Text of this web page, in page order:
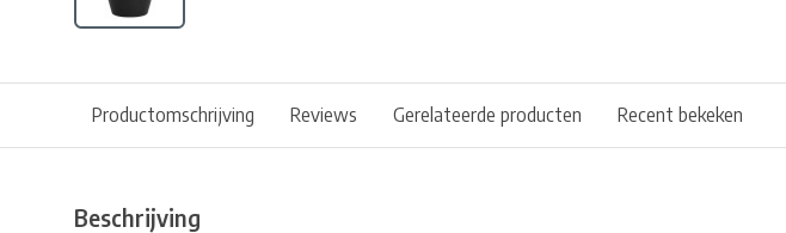
Productomschrijving Reviews Gerelateerde producten Recent bekeken
Beschrijving